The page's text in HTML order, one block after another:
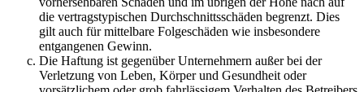
die vertragstypischen Durchschnittsschäden begrenzt. Dies
gilt auch für mittelbare Folgeschäden wie insbesondere
entgangenen Gewinn.
Die Haftung ist gegenüber Unternehmern außer bei der
Verletzung von Leben, Körper und Gesundheit oder